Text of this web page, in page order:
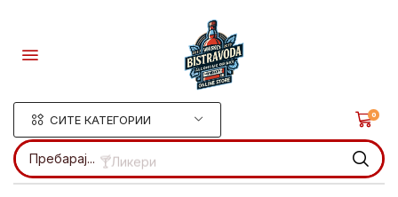
СИТЕ КАТЕГОРИИ
Пребарај... 🍸Ликери
0